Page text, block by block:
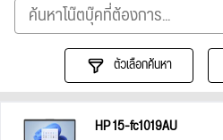
ตัวเลือกค้นหา
HP 15-fc1019AU